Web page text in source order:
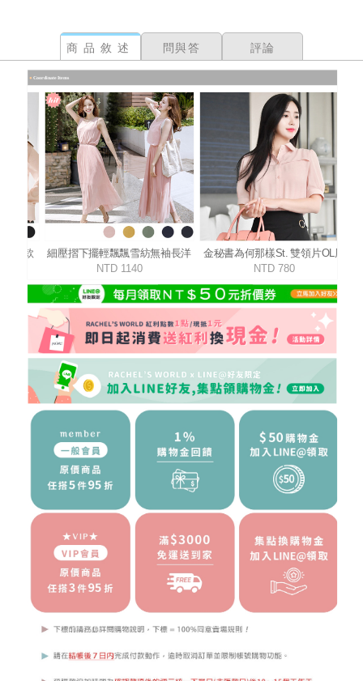
商品敘述 問與答 評論